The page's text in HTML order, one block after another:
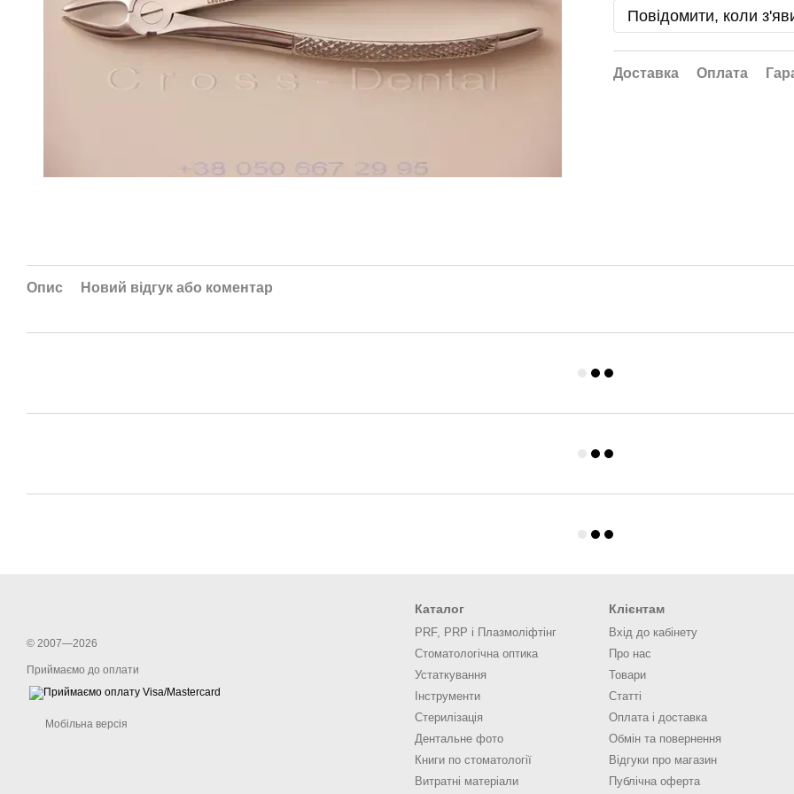
Повідомити, коли
Доставка Оплата
Опис Новий відгук або коментар
© 2007—2026
Приймаємо до оплати
Мобільна версія
Каталог
PRF, PRP і Плазмоліфтінг
Стоматологічна оптика
Устаткування
Інструменти
Стерилізація
Дентальне фото
Книги по стоматології
Витратні матеріали
Клієнтам
Вхід до кабінету
Про нас
Товари
Статті
Оплата і доставка
Обмін та повернення
Відгуки про магазин
Публічна оферта